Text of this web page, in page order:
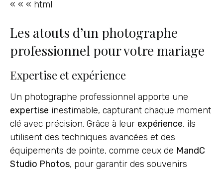
« « « html
Les atouts d’un photographe
professionnel pour votre mariage
Expertise et expérience
Un photographe professionnel apporte une
expertise inestimable, capturant chaque moment
clé avec précision. Grâce à leur expérience, ils
utilisent des techniques avancées et des
équipements de pointe, comme ceux de MandC
Studio Photos, pour garantir des souvenirs